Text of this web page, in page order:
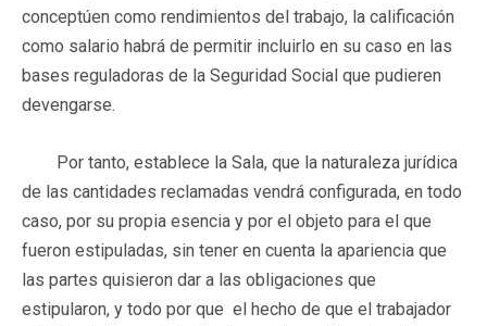
conceptúen como rendimientos del trabajo, la calificación
como salario habrá de permitir incluirlo en su caso en las
bases reguladoras de la Seguridad Social que pudieren
devengarse.
Por tanto, establece la Sala, que la naturaleza jurídica
de las cantidades reclamadas vendrá configurada, en todo
caso, por su propia esencia y por el objeto para el que
fueron estipuladas, sin tener en cuenta la apariencia que
las partes quisieron dar a las obligaciones que
estipularon, y todo por que el hecho de que el trabajador